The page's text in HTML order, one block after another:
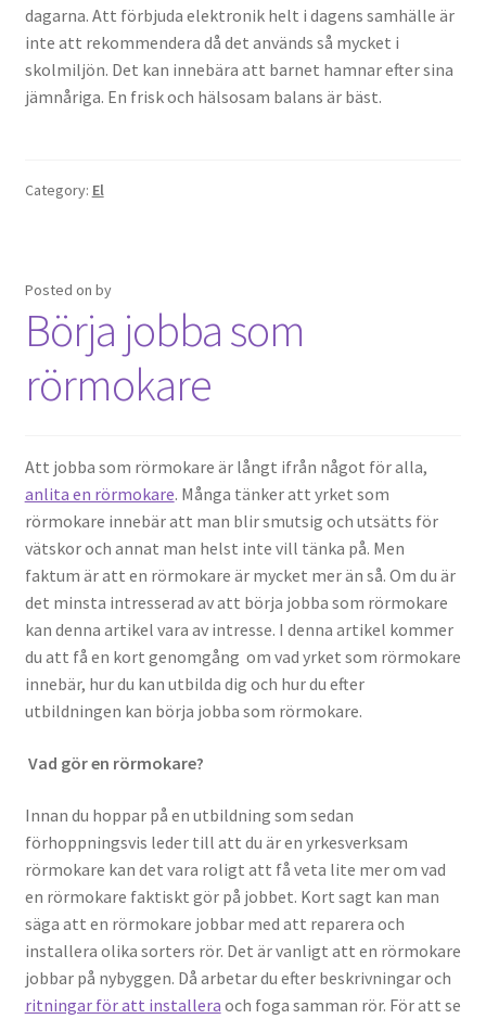
dagarna. Att förbjuda elektronik helt i dagens samhälle är
inte att rekommendera då det används så mycket i
skolmiljön. Det kan innebära att barnet hamnar efter sina
jämnåriga. En frisk och hälsosam balans är bäst.
Category: El
Posted on by
Börja jobba som
rörmokare
Att jobba som rörmokare är långt ifrån något för alla,
anlita en rörmokare. Många tänker att yrket som
rörmokare innebär att man blir smutsig och utsätts för
vätskor och annat man helst inte vill tänka på. Men
faktum är att en rörmokare är mycket mer än så. Om du är
det minsta intresserad av att börja jobba som rörmokare
kan denna artikel vara av intresse. I denna artikel kommer
du att få en kort genomgång om vad yrket som rörmokare
innebär, hur du kan utbilda dig och hur du efter
utbildningen kan börja jobba som rörmokare.
Vad gör en rörmokare?
Innan du hoppar på en utbildning som sedan
förhoppningsvis leder till att du är en yrkesverksam
rörmokare kan det vara roligt att få veta lite mer om vad
en rörmokare faktiskt gör på jobbet. Kort sagt kan man
säga att en rörmokare jobbar med att reparera och
installera olika sorters rör. Det är vanligt att en rörmokare
jobbar på nybyggen. Då arbetar du efter beskrivningar och
ritningar för att installera och foga samman rör. För att se